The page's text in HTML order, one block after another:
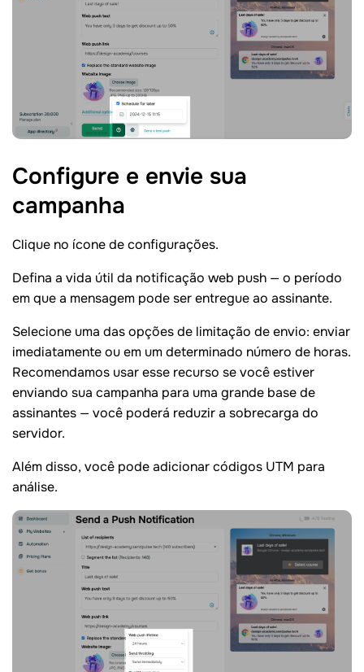
Configure e envie sua
campanha
Clique no ícone de configurações.
Defina a vida útil da notificação web push — o período
em que a mensagem pode ser entregue ao assinante.
Selecione uma das opções de limitação de envio: enviar
imediatamente ou em um determinado número de horas.
Recomendamos usar esse recurso se você estiver
enviando sua campanha para uma grande base de
assinantes — você poderá reduzir a sobrecarga do
servidor.
Além disso, você pode adicionar códigos UTM para
análise.